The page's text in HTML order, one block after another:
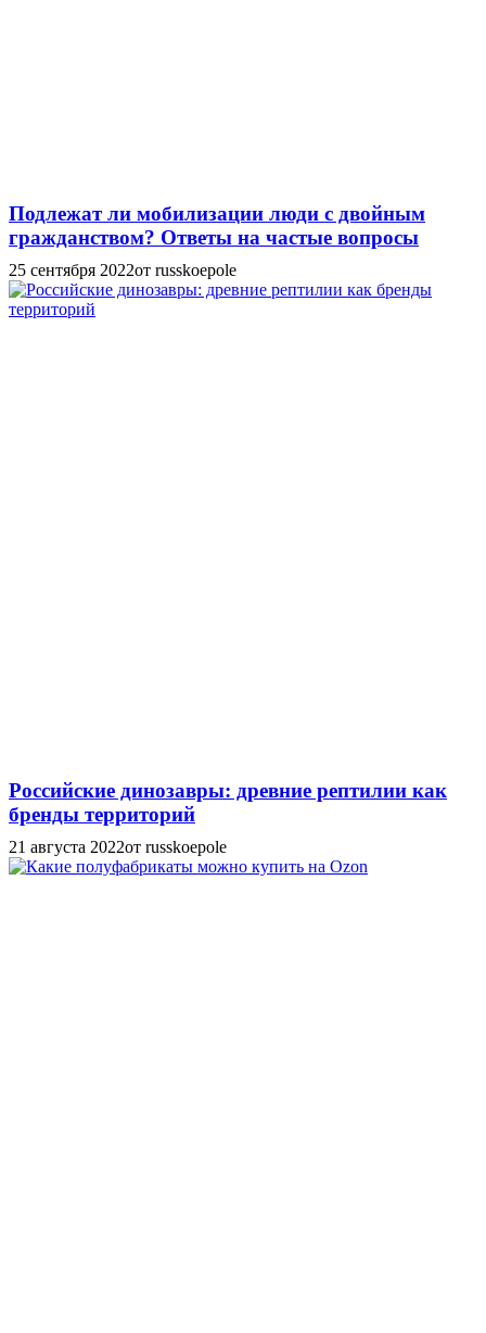
Подлежат ли мобилизации люди с двойным
гражданством? Ответы на частые вопросы
25 сентября 2022от russkoepole
Российские динозавры: древние рептилии как
бренды территорий
21 августа 2022от russkoepole